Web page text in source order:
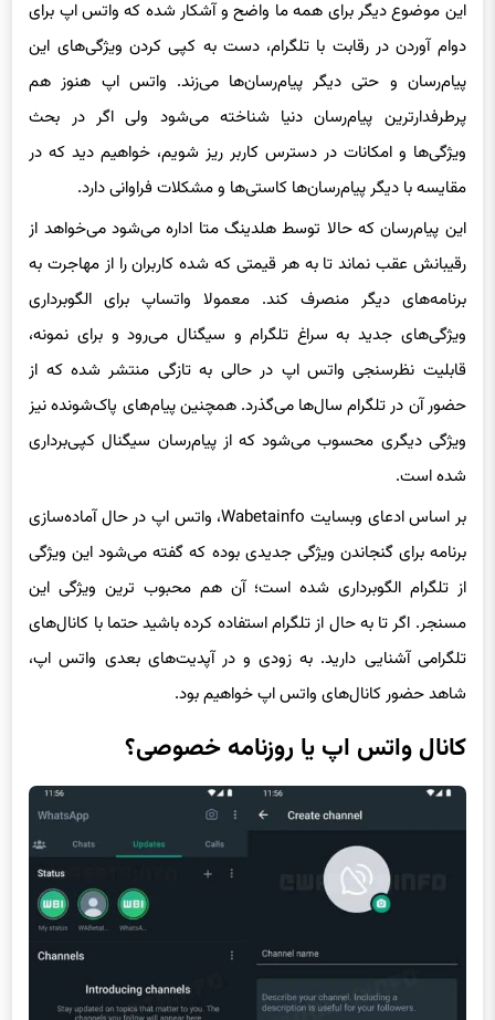
دوام آوردن در رقابت با تلگرام، دست به کپی کردن ویژگی‌های این
پیام‌رسان و حتی دیگر پیام‌رسان‌ها می‌زند. واتس اپ هنوز هم
پرطرفدارترین پیام‌رسان دنیا شناخته می‌شود ولی اگر در بحث
ویژگی‌ها و امکانات در دسترس کاربر ریز شویم، خواهیم دید که در
مقایسه با دیگر پیام‌رسان‌ها کاستی‌ها و مشکلات فراوانی دارد.
این پیام‌رسان که حالا توسط هلدینگ متا اداره می‌شود می‌خواهد از
رقیبانش عقب نماند تا به هر قیمتی که شده کاربران را از مهاجرت به
برنامه‌های دیگر منصرف کند. معمولا واتساپ برای الگوبرداری
ویژگی‌های جدید به سراغ تلگرام و سیگنال می‌رود و برای نمونه،
قابلیت نظرسنجی واتس اپ در حالی به تازگی منتشر شده که از
حضور آن در تلگرام سال‌ها می‌گذرد. همچنین پیام‌های پاک‌شونده نیز
ویژگی دیگری محسوب می‌شود که از پیام‌رسان سیگنال کپی‌برداری
شده است.
برنامه برای گنجاندن ویژگی جدیدی بوده که گفته می‌شود این ویژگی
از تلگرام الگوبرداری شده است؛ آن هم محبوب ترین ویژگی این
مسنجر. اگر تا به حال از تلگرام استفاده کرده باشید حتما با کانال‌های
تلگرامی آشنایی دارید. به زودی و در آپدیت‌های بعدی واتس اپ،
شاهد حضور کانال‌های واتس اپ خواهیم بود.
کانال واتس اپ یا روزنامه خصوصی؟